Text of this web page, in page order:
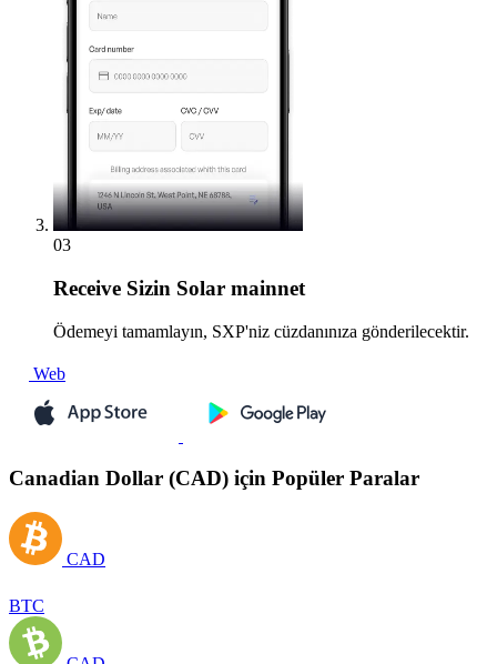
03
Receive Sizin Solar mainnet
Ödemeyi tamamlayın, SXP'niz cüzdanınıza gönderilecektir.
Web
Canadian Dollar (CAD) için Popüler Paralar
CAD
BTC